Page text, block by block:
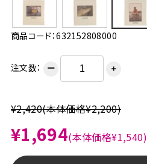
商品コード：632152808000
注文数： ー ＋
¥2,420(本体価格¥2,200)
¥1,694(本体価格¥1,540)